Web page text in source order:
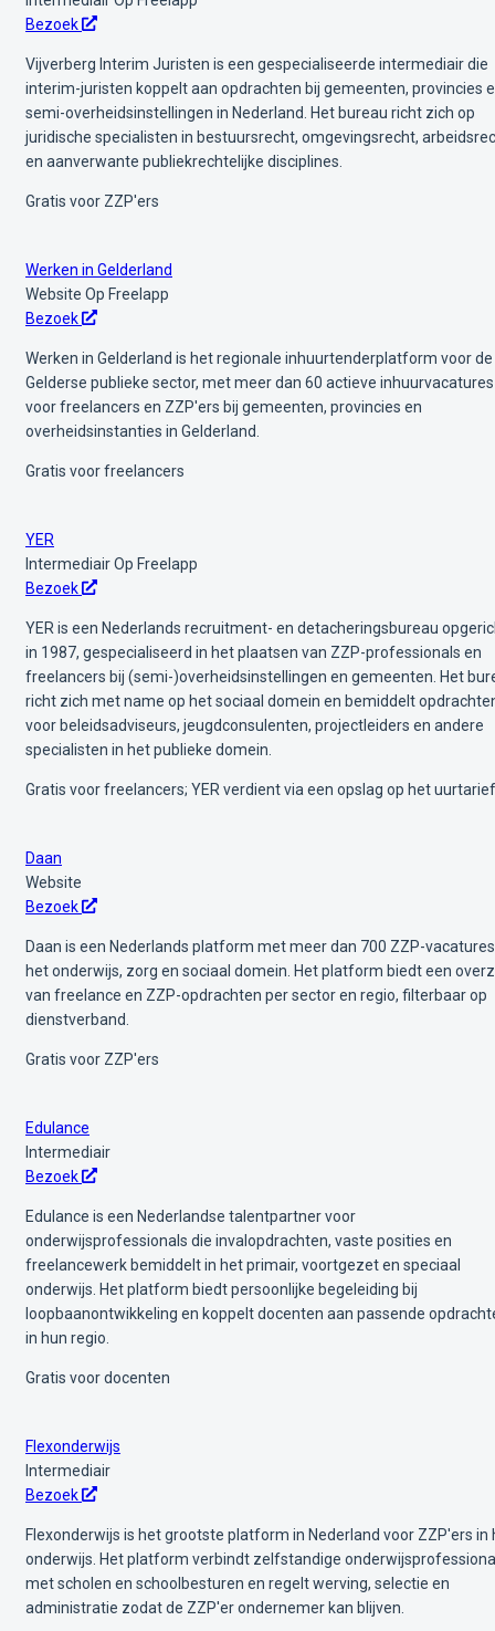
Bezoek
Vijverberg Interim Juristen is een gespecialiseerde intermediair die
interim-juristen koppelt aan opdrachten bij gemeenten, provincies
semi-overheidsinstellingen in Nederland. Het bureau richt zich op
juridische specialisten in bestuursrecht, omgevingsrecht,
en aanverwante publiekrechtelijke disciplines.
Gratis voor ZZP'ers
Werken in Gelderland
Website Op Freelapp
Bezoek
Werken in Gelderland is het regionale inhuurtenderplatform voor de
Gelderse publieke sector, met meer dan 60 actieve inhuurvacatures
voor freelancers en ZZP'ers bij gemeenten, provincies en
overheidsinstanties in Gelderland.
Gratis voor freelancers
YER
IntermediairOp Freelapp
Bezoek
YER is een Nederlands recruitment- en detacheringsbureau
in 1987, gespecialiseerd in het plaatsen van ZZP-professionals en
freelancers bij (semi-)overheidsinstellingen en gemeenten. Het
richt zich met name op het sociaal domein en bemiddelt
voor beleidsadviseurs, jeugdconsulenten, projectleiders en andere
specialisten in het publieke domein.
Gratis voor freelancers; YER verdient via een opslag op het uurtarief
Daan
Website
Bezoek
Daan is een Nederlands platform met meer dan 700 ZZP-
het onderwijs, zorg en sociaal domein. Het platform biedt een
van freelance en ZZP-opdrachten per sector en regio, filterbaar op
dienstverband.
Gratis voor ZZP'ers
Edulance
Intermediair
Bezoek
Edulance is een Nederlandse talentpartner voor
onderwijsprofessionals die invalopdrachten, vaste posities en
freelancewerk bemiddelt in het primair, voortgezet en speciaal
onderwijs. Het platform biedt persoonlijke begeleiding bij
loopbaanontwikkeling en koppelt docenten aan passende
in hun regio.
Gratis voor docenten
Flexonderwijs
Intermediair
Bezoek
Flexonderwijs is het grootste platform in Nederland voor ZZP'ers in
onderwijs. Het platform verbindt zelfstandige
met scholen en schoolbesturen en regelt werving, selectie en
administratie zodat de ZZP'er ondernemer kan blijven.